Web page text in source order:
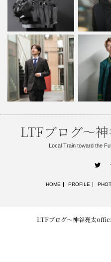
LTFブログ〜
Local Train toward the
HOME PROFILE
LTFブログ〜神谷亮太